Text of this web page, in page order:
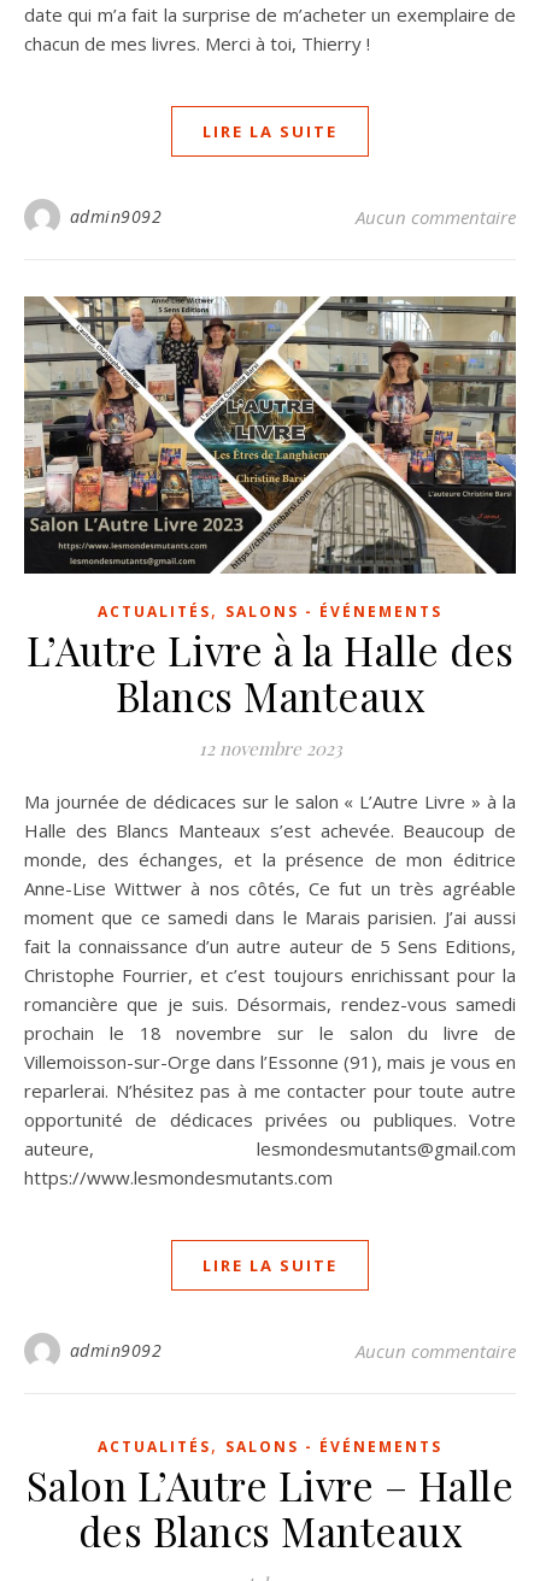
date qui m’a fait la surprise de m’acheter un exemplaire de
chacun de mes livres. Merci à toi, Thierry !
LIRE LA SUITE
admin9092 Aucun commentaire
ACTUALITÉS, SALONS - ÉVÉNEMENTS
L’Autre Livre à la Halle des
Blancs Manteaux
12 novembre 2023
Ma journée de dédicaces sur le salon « L’Autre Livre » à la
Halle des Blancs Manteaux s’est achevée. Beaucoup de
monde, des échanges, et la présence de mon éditrice
Anne-Lise Wittwer à nos côtés, Ce fut un très agréable
moment que ce samedi dans le Marais parisien. J’ai aussi
fait la connaissance d’un autre auteur de 5 Sens Editions,
Christophe Fourrier, et c’est toujours enrichissant pour la
romancière que je suis. Désormais, rendez-vous samedi
prochain le 18 novembre sur le salon du livre de
Villemoisson-sur-Orge dans l’Essonne (91), mais je vous en
reparlerai. N’hésitez pas à me contacter pour toute autre
opportunité de dédicaces privées ou publiques. Votre
auteure, lesmondesmutants@gmail.com
https://www.lesmondesmutants.com
LIRE LA SUITE
admin9092 Aucun commentaire
ACTUALITÉS, SALONS - ÉVÉNEMENTS
Salon L’Autre Livre – Halle
des Blancs Manteaux